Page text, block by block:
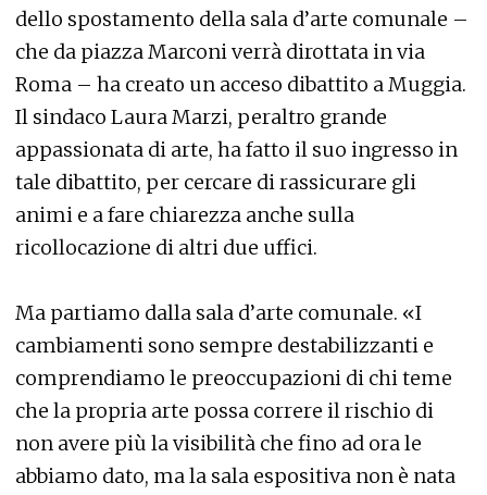
dello spostamento della sala d’arte comunale –
che da piazza Marconi verrà dirottata in via
Roma – ha creato un acceso dibattito a Muggia.
Il sindaco Laura Marzi, peraltro grande
appassionata di arte, ha fatto il suo ingresso in
tale dibattito, per cercare di rassicurare gli
animi e a fare chiarezza anche sulla
ricollocazione di altri due uffici.
Ma partiamo dalla sala d’arte comunale. «I
cambiamenti sono sempre destabilizzanti e
comprendiamo le preoccupazioni di chi teme
che la propria arte possa correre il rischio di
non avere più la visibilità che fino ad ora le
abbiamo dato, ma la sala espositiva non è nata